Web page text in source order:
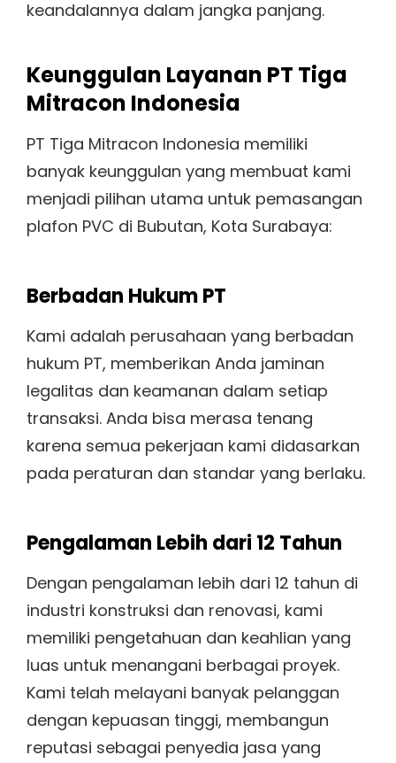
keandalannya dalam jangka panjang.
Keunggulan Layanan PT Tiga
Mitracon Indonesia
PT Tiga Mitracon Indonesia memiliki
banyak keunggulan yang membuat kami
menjadi pilihan utama untuk pemasangan
plafon PVC di Bubutan, Kota Surabaya:
Berbadan Hukum PT
Kami adalah perusahaan yang berbadan
hukum PT, memberikan Anda jaminan
legalitas dan keamanan dalam setiap
transaksi. Anda bisa merasa tenang
karena semua pekerjaan kami didasarkan
pada peraturan dan standar yang berlaku.
Pengalaman Lebih dari 12 Tahun
Dengan pengalaman lebih dari 12 tahun di
industri konstruksi dan renovasi, kami
memiliki pengetahuan dan keahlian yang
luas untuk menangani berbagai proyek.
Kami telah melayani banyak pelanggan
dengan kepuasan tinggi, membangun
reputasi sebagai penyedia jasa yang